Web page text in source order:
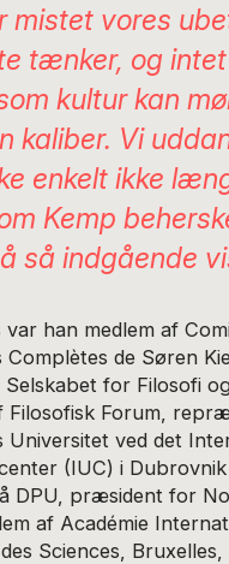
mistet vores
tænker, og
kultur kan
kaliber. Vi
enkelt ikke
Kemp
så indgående
var han medlem af
Complètes de Søren
for Filosofi
Filosofisk Forum,
Universitet ved det
(IUC) i Dubrovnik
DPU, præsident for
af Académie
Sciences,